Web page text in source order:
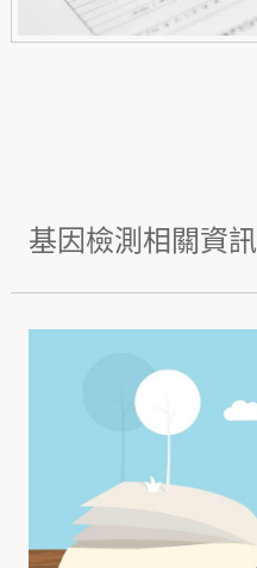
基因檢測相關資訊